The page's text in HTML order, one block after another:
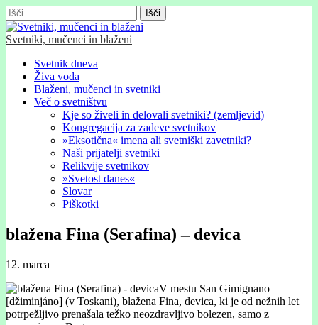
Išči:
Svetniki, mučenci in blaženi
Glavni
meni
Skip
content
Svetnik dneva
Živa voda
Blaženi, mučenci in svetniki
Več o svetništvu
Kje so živeli in delovali svetniki? (zemljevid)
Kongregacija za zadeve svetnikov
»Eksotična« imena ali svetniški zavetniki?
Naši prijatelji svetniki
Relikvije svetnikov
»Svetost danes«
Slovar
Piškotki
blažena Fina (Serafina) – devica
12. marca
V mestu San Gimignano
[džiminjáno] (v Toskani), blažena Fina, devica, ki je od nežnih let
potrpežljivo prenašala težko neozdravljivo bolezen, samo z